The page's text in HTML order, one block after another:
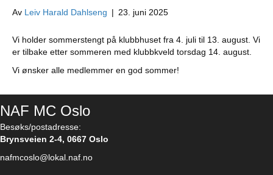
Av Leiv Harald Dahlseng | 23. juni 2025
Vi holder sommerstengt på klubbhuset fra 4. juli til 13. august. Vi
er tilbake etter sommeren med klubbkveld torsdag 14. august.
Vi ønsker alle medlemmer en god sommer!
NAF MC Oslo
Besøks/postadresse:
Brynsveien 2-4, 0667 Oslo
nafmcoslo@lokal.naf.no